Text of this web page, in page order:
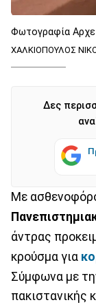
Φωτογραφία
ΧΑΛΚΙΟΠΟΥΛΟΣ
Δες
Με
άντρας
κρούσμα για
Σύμφωνα με
πακιστανικής